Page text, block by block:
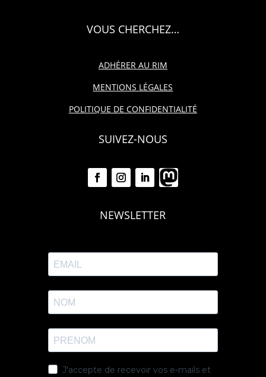
VOUS CHERCHEZ…
ADHÉRER AU RIM
MENTIONS LÉGALES
POLITIQUE DE CONFIDENTIALITÉ
SUIVEZ-NOUS
NEWSLETTER